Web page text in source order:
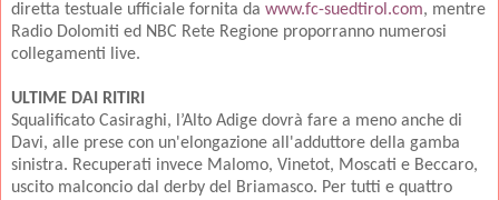
diretta testuale ufficiale fornita da www.fc-suedtirol.com, mentre
Radio Dolomiti ed NBC Rete Regione proporranno numerosi
collegamenti live.
ULTIME DAI RITIRI
Squalificato Casiraghi, l’Alto Adige dovrà fare a meno anche di
Davi, alle prese con un'elongazione all'adduttore della gamba
sinistra. Recuperati invece Malomo, Vinetot, Moscati e Beccaro,
uscito malconcio dal derby del Briamasco. Per tutti e quattro